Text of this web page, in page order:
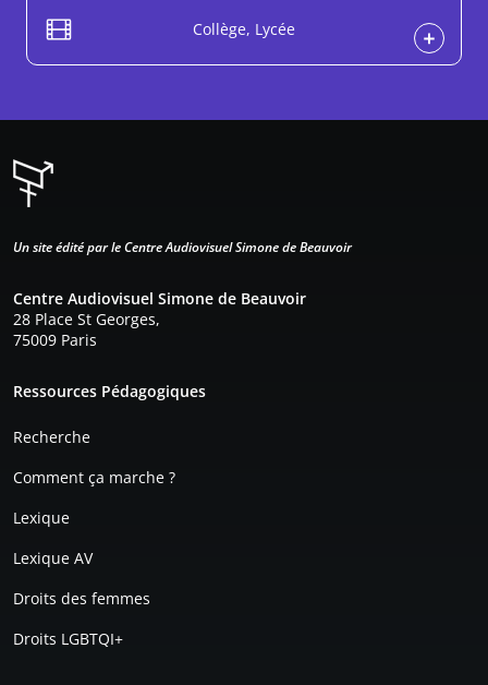
Collège, Lycée
Un site édité par le Centre Audiovisuel Simone de Beauvoir
Centre Audiovisuel Simone de Beauvoir
28 Place St Georges,
75009 Paris
Ressources Pédagogiques
Recherche
Comment ça marche ?
Lexique
Lexique AV
Droits des femmes
Droits LGBTQI+